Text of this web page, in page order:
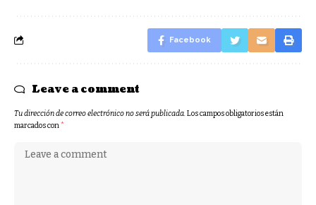
Facebook
Leave a comment
Tu dirección de correo electrónico no será publicada.Los campos obligatorios están
marcados con*